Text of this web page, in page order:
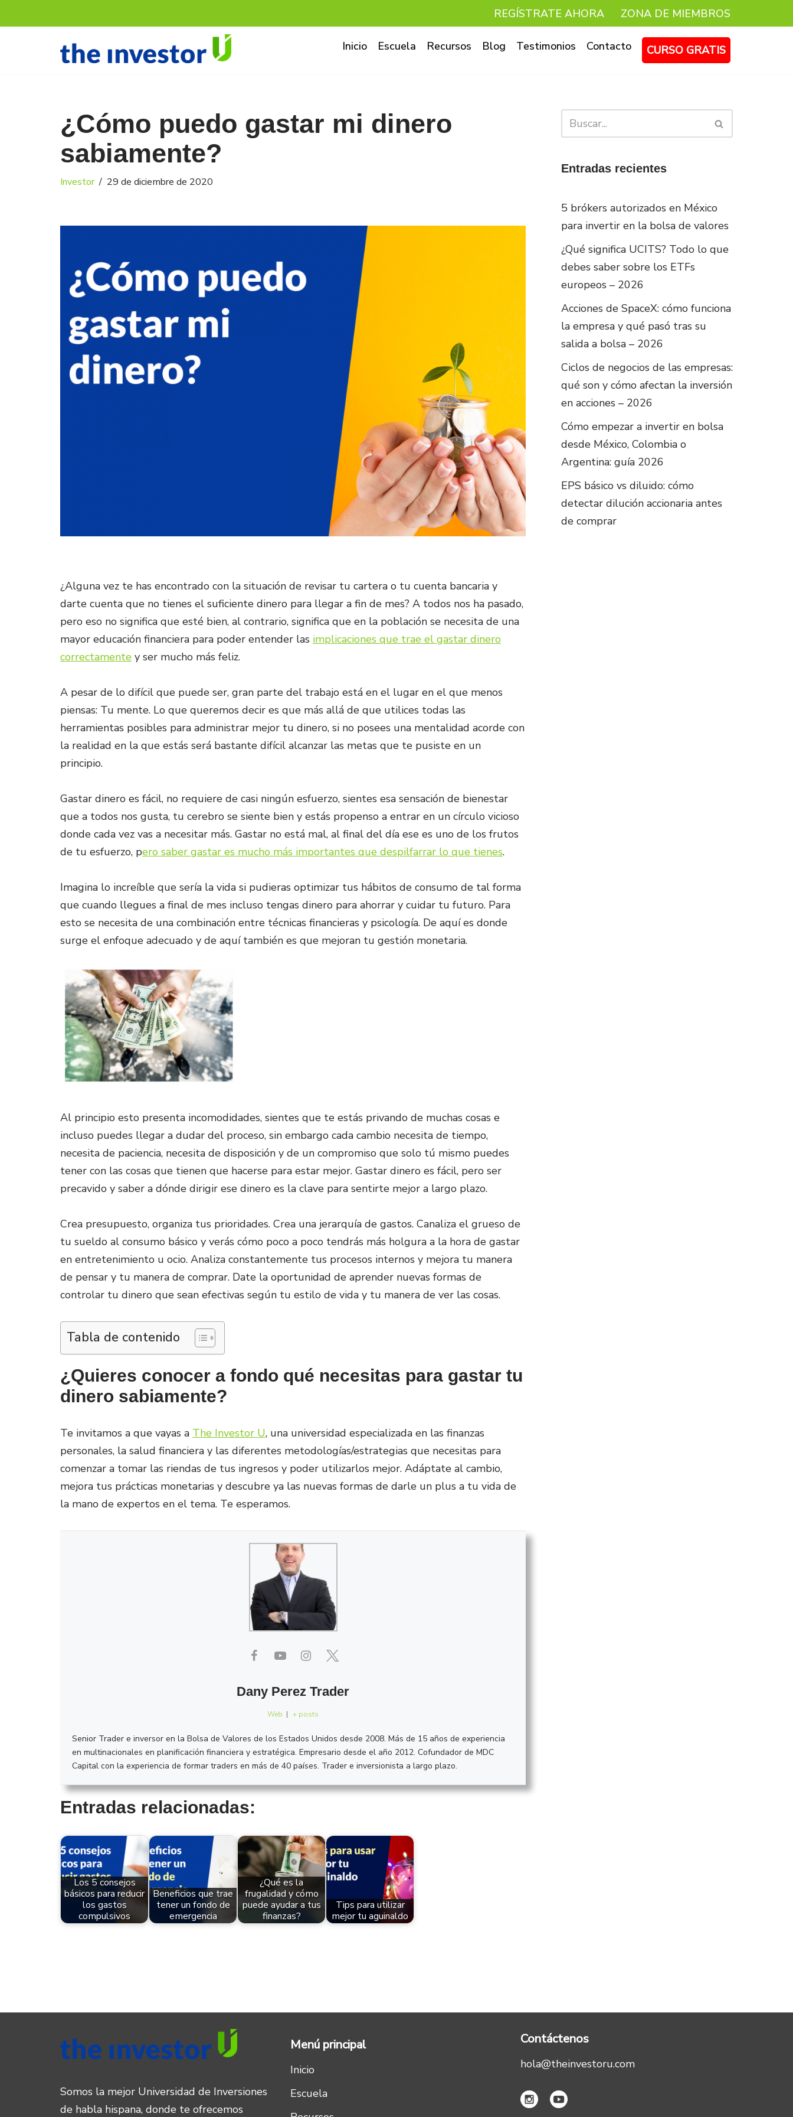
REGÍSTRATE AHORA ZONA DE MIEMBROS
Inicio Escuela Recursos Blog Testimonios Contacto CURSO GRATIS
¿Cómo puedo gastar mi dinero
sabiamente?
Investor 29 de diciembre de 2020
¿Alguna vez te has encontrado con la situación de revisar tu cartera o tu cuenta bancaria y
darte cuenta que no tienes el suficiente dinero para llegar a fin de mes? A todos nos ha pasado,
pero eso no significa que esté bien, al contrario, significa que en la población se necesita de una
mayor educación financiera para poder entender las implicaciones que trae el gastar dinero
correctamente y ser mucho más feliz.
A pesar de lo difícil que puede ser, gran parte del trabajo está en el lugar en el que menos
piensas: Tu mente. Lo que queremos decir es que más allá de que utilices todas las
herramientas posibles para administrar mejor tu dinero, si no posees una mentalidad acorde con
la realidad en la que estás será bastante difícil alcanzar las metas que te pusiste en un
principio.
Gastar dinero es fácil, no requiere de casi ningún esfuerzo, sientes esa sensación de bienestar
que a todos nos gusta, tu cerebro se siente bien y estás propenso a entrar en un círculo vicioso
donde cada vez vas a necesitar más. Gastar no está mal, al final del día ese es uno de los frutos
de tu esfuerzo, pero saber gastar es mucho más importantes que despilfarrar lo que tienes.
Imagina lo increíble que sería la vida si pudieras optimizar tus hábitos de consumo de tal forma
que cuando llegues a final de mes incluso tengas dinero para ahorrar y cuidar tu futuro. Para
esto se necesita de una combinación entre técnicas financieras y psicología. De aquí es donde
surge el enfoque adecuado y de aquí también es que mejoran tu gestión monetaria.
Al principio esto presenta incomodidades, sientes que te estás privando de muchas cosas e
incluso puedes llegar a dudar del proceso, sin embargo cada cambio necesita de tiempo,
necesita de paciencia, necesita de disposición y de un compromiso que solo tú mismo puedes
tener con las cosas que tienen que hacerse para estar mejor. Gastar dinero es fácil, pero ser
precavido y saber a dónde dirigir ese dinero es la clave para sentirte mejor a largo plazo.
Crea presupuesto, organiza tus prioridades. Crea una jerarquía de gastos. Canaliza el grueso de
tu sueldo al consumo básico y verás cómo poco a poco tendrás más holgura a la hora de gastar
en entretenimiento u ocio. Analiza constantemente tus procesos internos y mejora tu manera
de pensar y tu manera de comprar. Date la oportunidad de aprender nuevas formas de
controlar tu dinero que sean efectivas según tu estilo de vida y tu manera de ver las cosas.
Tabla de contenido
¿Quieres conocer a fondo qué necesitas para gastar tu
dinero sabiamente?
Te invitamos a que vayas a The Investor U, una universidad especializada en las finanzas
personales, la salud financiera y las diferentes metodologías/estrategias que necesitas para
comenzar a tomar las riendas de tus ingresos y poder utilizarlos mejor. Adáptate al cambio,
mejora tus prácticas monetarias y descubre ya las nuevas formas de darle un plus a tu vida de
la mano de expertos en el tema. Te esperamos.
Dany Perez Trader
Web | + posts
Senior Trader e inversor en la Bolsa de Valores de los Estados Unidos desde 2008. Más de 15 años de experiencia
en multinacionales en planificación financiera y estratégica. Empresario desde el año 2012. Cofundador de MDC
Capital con la experiencia de formar traders en más de 40 países. Trader e inversionista a largo plazo.
Entradas relacionadas:
Los 5 consejos
básicos para reducir
los gastos
compulsivos
Beneficios que trae
tener un fondo de
emergencia
¿Qué es la
frugalidad y cómo
puede ayudar a tus
finanzas?
Tips para utilizar
mejor tu aguinaldo
Entradas recientes
5 brókers autorizados en México
para invertir en la bolsa de valores
¿Qué significa UCITS? Todo lo que
debes saber sobre los ETFs
europeos – 2026
Acciones de SpaceX: cómo funciona
la empresa y qué pasó tras su
salida a bolsa – 2026
Ciclos de negocios de las empresas:
qué son y cómo afectan la inversión
en acciones – 2026
Cómo empezar a invertir en bolsa
desde México, Colombia o
Argentina: guía 2026
EPS básico vs diluido: cómo
detectar dilución accionaria antes
de comprar
Somos la mejor Universidad de Inversiones
de habla hispana, donde te ofrecemos
Menú principal
Inicio
Escuela
Contáctenos
hola@theinvestoru.com